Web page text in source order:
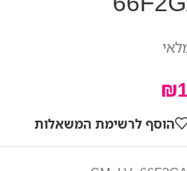
₪
הוסף לרשימת המשאלות